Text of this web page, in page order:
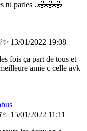
tu parles ..🤣🤣🤣
13/01/2022 19:08
fois ça part de tous et
amie c celle avk
15/01/2022 11:11